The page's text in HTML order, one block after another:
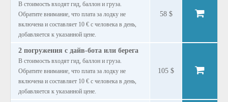
В стоимость входят гид, баллон и груза.
Обратите внимание, что плата за лодку не
включена и составляет 10 € с человека в день,
добавляется к указанной цене.
58 $
2 погружения с дайв-бота или берега
В стоимость входят гид, баллон и груза.
Обратите внимание, что плата за лодку не
включена и составляет 10 € с человека в день,
добавляется к указанной цене.
105 $